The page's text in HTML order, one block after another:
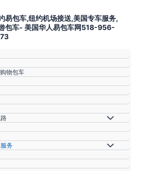
易包车,纽约机场接送,美国专车服务,
包车- 美国华人易包车网518-956-
物包车
菜单切换
务
菜单切换